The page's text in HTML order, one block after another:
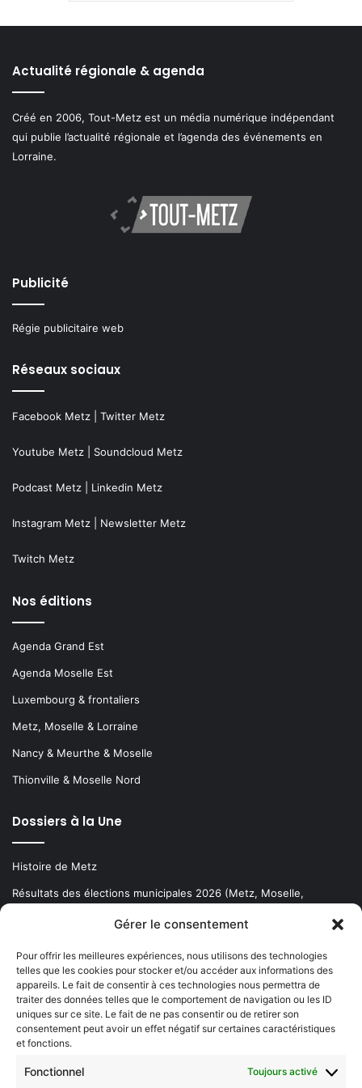
Gérer le consentement
Pour offrir les meilleures expériences, nous utilisons des technologies
telles que les cookies pour stocker et/ou accéder aux informations des
appareils. Le fait de consentir à ces technologies nous permettra de
traiter des données telles que le comportement de navigation ou les ID
uniques sur ce site. Le fait de ne pas consentir ou de retirer son
consentement peut avoir un effet négatif sur certaines caractéristiques
et fonctions.
Fonctionnel Toujours activé
Actualité régionale & agenda
Créé en 2006, Tout-Metz est un média numérique indépendant
qui publie l’actualité régionale et l’agenda des événements en
Lorraine.
Publicité
Régie publicitaire web
Réseaux sociaux
Facebook Metz Twitter Metz
Youtube Metz Soundcloud Metz
Podcast Metz Linkedin Metz
Instagram Metz Newsletter Metz
Twitch Metz
Nos éditions
Agenda Grand Est
Agenda Moselle Est
Luxembourg & frontaliers
Metz, Moselle & Lorraine
Nancy & Meurthe & Moselle
Thionville & Moselle Nord
Dossiers à la Une
Histoire de Metz
Résultats des élections municipales 2026 (Metz, Moselle,
Newsletter gratuite
Choisissez : matin, soir ou hebdo ?